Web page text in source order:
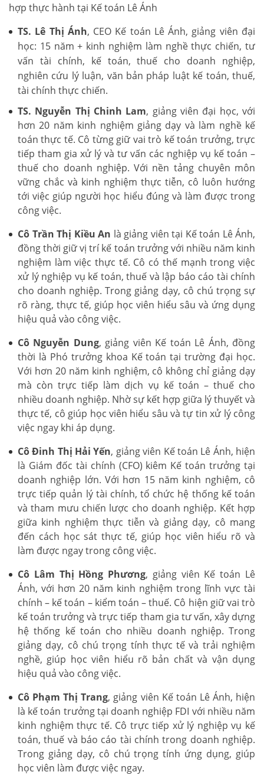
hợp thực hành tại Kế toán Lê Ánh
TS. Lê Thị Ánh, CEO Kế toán Lê Ánh, giảng viên đại
học: 15 năm + kinh nghiệm làm nghề thực chiến, tư
vấn tài chính, kế toán, thuế cho doanh nghiệp,
nghiên cứu lý luận, văn bản pháp luật kế toán, thuế,
tài chính thực chiến.
TS. Nguyễn Thị Chinh Lam, giảng viên đại học, với
hơn 20 năm kinh nghiệm giảng dạy và làm nghề kế
toán thực tế. Cô từng giữ vai trò kế toán trưởng, trực
tiếp tham gia xử lý và tư vấn các nghiệp vụ kế toán –
thuế cho doanh nghiệp. Với nền tảng chuyên môn
vững chắc và kinh nghiệm thực tiễn, cô luôn hướng
tới việc giúp người học hiểu đúng và làm được trong
công việc.
Cô Trần Thị Kiều An là giảng viên tại Kế toán Lê Ánh,
đồng thời giữ vị trí kế toán trưởng với nhiều năm kinh
nghiệm làm việc thực tế. Cô có thế mạnh trong việc
xử lý nghiệp vụ kế toán, thuế và lập báo cáo tài chính
cho doanh nghiệp. Trong giảng dạy, cô chú trọng sự
rõ ràng, thực tế, giúp học viên hiểu sâu và ứng dụng
hiệu quả vào công việc.
Cô Nguyễn Dung, giảng viên Kế toán Lê Ánh, đồng
thời là Phó trưởng khoa Kế toán tại trường đại học.
Với hơn 20 năm kinh nghiệm, cô không chỉ giảng dạy
mà còn trực tiếp làm dịch vụ kế toán – thuế cho
nhiều doanh nghiệp. Nhờ sự kết hợp giữa lý thuyết và
thực tế, cô giúp học viên hiểu sâu và tự tin xử lý công
việc ngay khi áp dụng.
Cô Đinh Thị Hải Yến, giảng viên Kế toán Lê Ánh, hiện
là Giám đốc tài chính (CFO) kiêm Kế toán trưởng tại
doanh nghiệp lớn. Với hơn 15 năm kinh nghiệm, cô
trực tiếp quản lý tài chính, tổ chức hệ thống kế toán
và tham mưu chiến lược cho doanh nghiệp. Kết hợp
giữa kinh nghiệm thực tiễn và giảng dạy, cô mang
đến cách học sát thực tế, giúp học viên hiểu rõ và
làm được ngay trong công việc.
Cô Lâm Thị Hồng Phương, giảng viên Kế toán Lê
Ánh, với hơn 20 năm kinh nghiệm trong lĩnh vực tài
chính – kế toán – kiểm toán – thuế. Cô hiện giữ vai trò
kế toán trưởng và trực tiếp tham gia tư vấn, xây dựng
hệ thống kế toán cho nhiều doanh nghiệp. Trong
giảng dạy, cô chú trọng tính thực tế và trải nghiệm
nghề, giúp học viên hiểu rõ bản chất và vận dụng
hiệu quả vào công việc.
Cô Phạm Thị Trang, giảng viên Kế toán Lê Ánh, hiện
là kế toán trưởng tại doanh nghiệp FDI với nhiều năm
kinh nghiệm thực tế. Cô trực tiếp xử lý nghiệp vụ kế
toán, thuế và báo cáo tài chính trong doanh nghiệp.
Trong giảng dạy, cô chú trọng tính ứng dụng, giúp
học viên làm được việc ngay.